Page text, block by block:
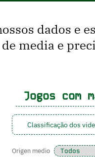
dados e
media e
Jogos com
Classificação dos
Origen medio